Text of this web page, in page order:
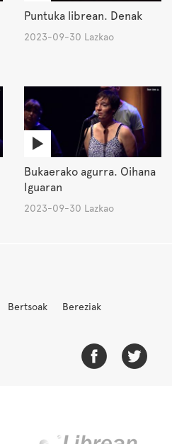
Puntuka librean. Denak
2023-09-30 Lazkao
Bukaerako agurra. Oihana
Iguaran
2023-09-30 Lazkao
Bertsoak
Bereziak